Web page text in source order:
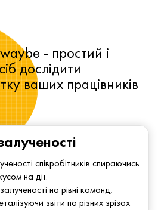
співробітників спираючись
на дії.
на рівні команд,
звіти по різних зрізах
- простий і
дослідити
ваших працівників